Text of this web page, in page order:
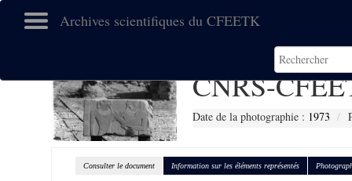
Archives scientifiques du CFEETK
CNRS-
Date de la photographie : 1973
Consulter le document Information sur les éléments représentés